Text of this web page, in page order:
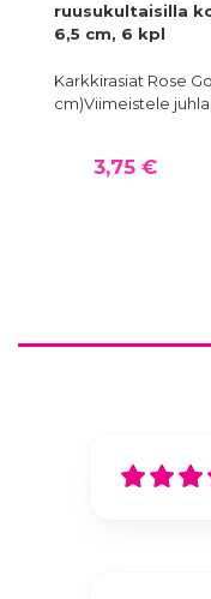
ruusukultaisilla
6,5 cm, 6 kpl
Karkkirasiat Rose
cm)Viimeistele
3,75 €